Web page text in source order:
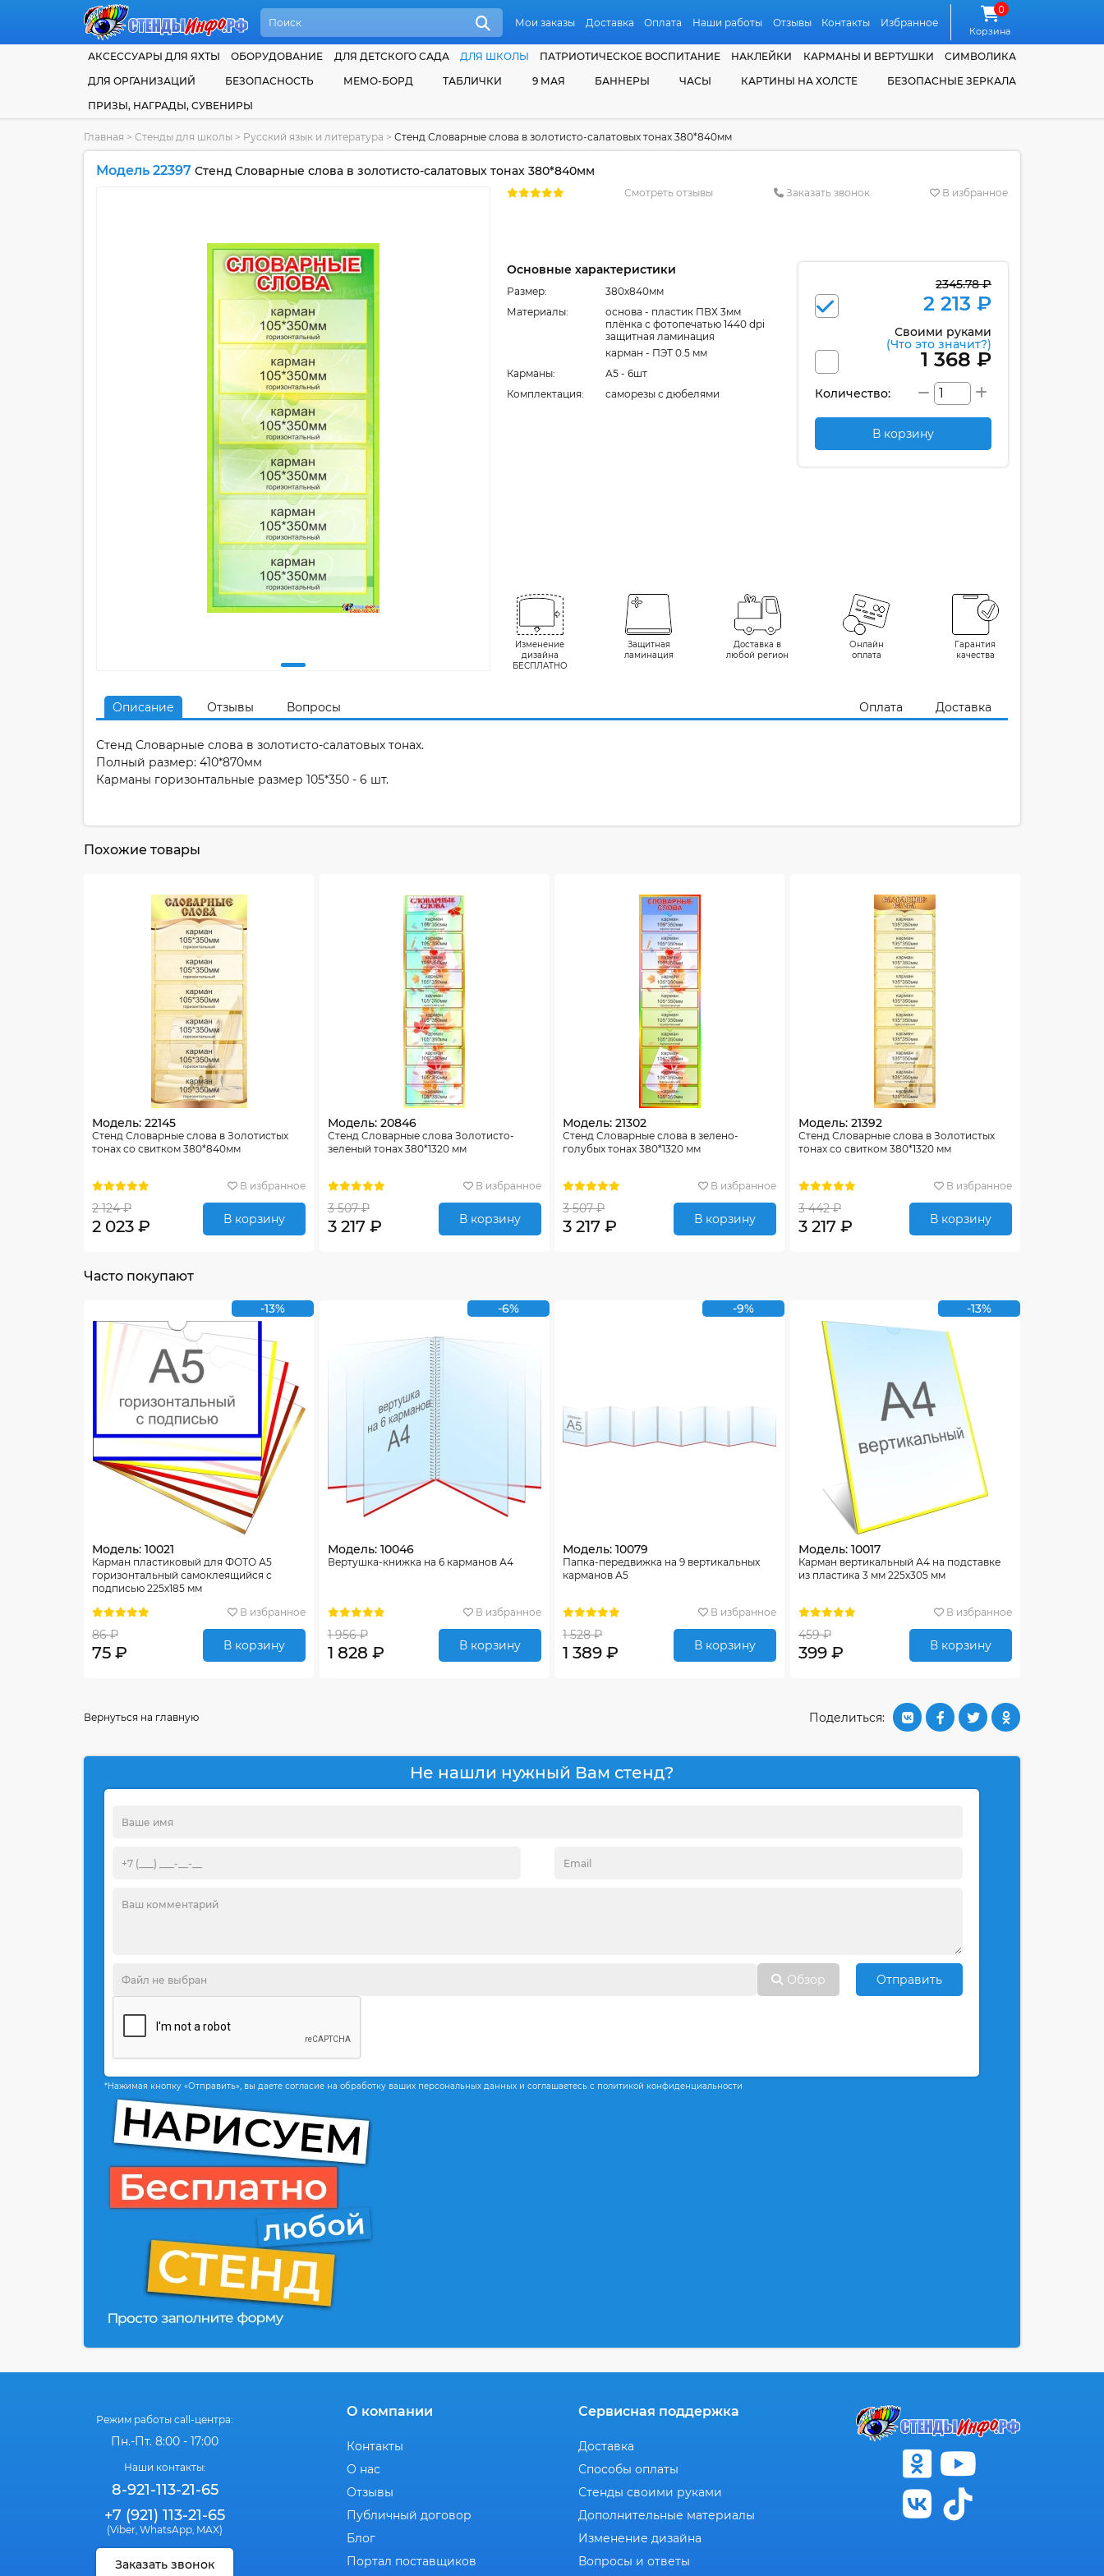
Мои заказы Доставка Оплата Наши работы Отзывы Контакты Избранное
0
Корзина
АКСЕССУАРЫ ДЛЯ ЯХТЫ ОБОРУДОВАНИЕ ДЛЯ ДЕТСКОГО САДА ДЛЯ ШКОЛЫ ПАТРИОТИЧЕСКОЕ ВОСПИТАНИЕ НАКЛЕЙКИ КАРМАНЫ И ВЕРТУШКИ
СИМВОЛИКА
ДЛЯ ОРГАНИЗАЦИЙ
БЕЗОПАСНОСТЬ МЕМО-БОРД ТАБЛИЧКИ 9 МАЯ БАННЕРЫ ЧАСЫ КАРТИНЫ НА ХОЛСТЕ
БЕЗОПАСНЫЕ ЗЕРКАЛА
ПРИЗЫ, НАГРАДЫ, СУВЕНИРЫ
Главная > Стенды для школы > Русский язык и литература > Стенд Словарные слова в золотисто-салатовых тонах 380*840мм
Модель 22397 Стенд Словарные слова в золотисто-салатовых тонах 380*840мм
Смотреть отзывы Заказать звонок В избранное
Основные характеристики
Размер:
380x840мм
Материалы:
основа - пластик ПВХ 3мм
плёнка с фотопечатью 1440 dpi
защитная ламинация
карман - ПЭТ 0.5 мм
Карманы:
А5 - 6шт
Комплектация:
cаморезы с дюбелями
2345.78 ₽
2 213 ₽
Своими руками
(Что это значит?)
1 368 ₽
Количество:
В корзину
Изменение
дизайна
БЕСПЛАТНО
Защитная
ламинация
Доставка в
любой регион
Онлайн
оплата
Гарантия
качества
Описание Отзывы Вопросы Оплата Доставка
Стенд Словарные слова в золотисто-салатовых тонах.
Полный размер: 410*870мм
Карманы горизонтальные размер 105*350 - 6 шт.
Похожие товары
Модель: 22145
Стенд Словарные слова в Золотистых
тонах со свитком 380*840мм
В избранное
2 124 ₽
2 023 ₽ В корзину
Модель: 20846
Стенд Словарные слова Золотисто-
зеленый тонах 380*1320 мм
В избранное
3 507 ₽
3 217 ₽ В корзину
Модель: 21302
Стенд Словарные слова в зелено-
голубых тонах 380*1320 мм
В избранное
3 507 ₽
3 217 ₽ В корзину
Модель: 21392
Стенд Словарные слова в Золотистых
тонах со свитком 380*1320 мм
В избранное
3 442 ₽
3 217 ₽ В корзину
Часто покупают
-13%
Модель: 10021
Карман пластиковый для ФОТО А5
горизонтальный самоклеящийся с
подписью 225х185 мм
В избранное
86 ₽
75 ₽ В корзину
-6%
Модель: 10046
Вертушка-книжка на 6 карманов А4
В избранное
1 956 ₽
1 828 ₽ В корзину
-9%
Модель: 10079
Папка-передвижка на 9 вертикальных
карманов А5
В избранное
1 528 ₽
1 389 ₽ В корзину
-13%
Модель: 10017
Карман вертикальный А4 на подставке
из пластика 3 мм 225х305 мм
В избранное
459 ₽
399 ₽ В корзину
Поделиться:
Вернуться на главную
Не нашли нужный Вам стенд?
Обзор Отправить
*Нажимая кнопку «Отправить», вы даете согласие на обработку ваших персональных данных и соглашаетесь с политикой конфиденциальности
Режим работы call-центра:
Пн.-Пт. 8:00 - 17:00
Наши контакты:
8-921-113-21-65
+7 (921) 113-21-65
(Viber, WhatsApp, MAX)
Заказать звонок
О компании
Контакты
О нас
Отзывы
Публичный договор
Блог
Портал поставщиков
Сервисная поддержка
Доставка
Способы оплаты
Стенды своими руками
Дополнительные материалы
Изменение дизайна
Вопросы и ответы